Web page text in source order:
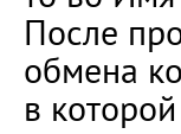
После
обмена
в